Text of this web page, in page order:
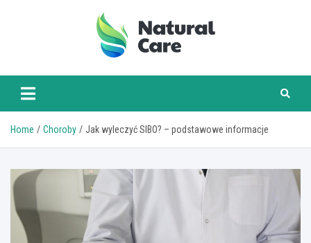
naturalcare.pl
Home Choroby Jak wyleczyć SIBO? – podstawowe informacje